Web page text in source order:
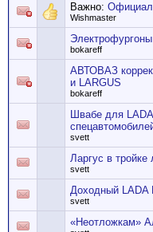
Важно:
Wishmaster
bokareff
АВТОВАЗ
и LARGUS
bokareff
Швабе для
svett
Ларгус в тройке
svett
Доходный LADA
svett
«Неотложкам»